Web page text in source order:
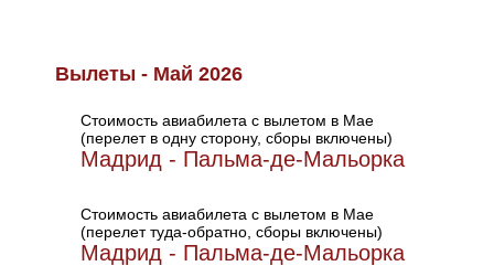
Вылеты - Май 2026
Стоимость авиабилета с вылетом в Мае
(перелет в одну сторону, сборы включены)
Мадрид - Пальма-де-Мальорка
Стоимость авиабилета с вылетом в Мае
(перелет туда-обратно, сборы включены)
Мадрид - Пальма-де-Мальорка